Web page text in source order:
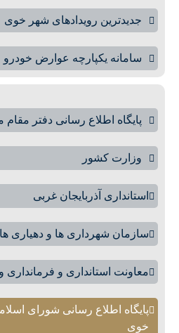
جدیدترین رویدادهای شهر خوی
سامانه یکپارچه عوارض خودرو
پایگاه اطلاع رسانی دفتر
وزارت کشور
استانداری آذربایجان غربی
سازمان شهرداری ها و دهیاری
معاونت استانداری و
پایگاه اطلاع رسانی شورای
خوی